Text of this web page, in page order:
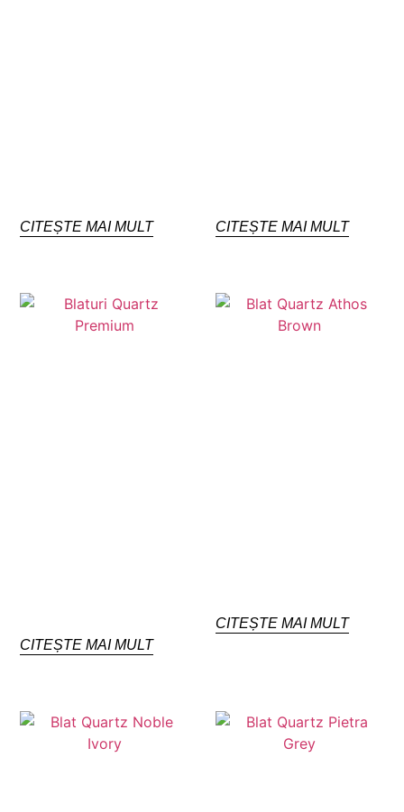
CITEȘTE MAI MULT CITEȘTE MAI MULT
CITEȘTE MAI MULT
CITEȘTE MAI MULT